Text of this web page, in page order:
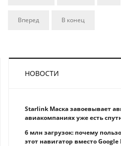
Вперед В конец
НОВОСТИ
Starlink Маска завоевывает
авиакомпаниях уже есть
6 млн загрузок: почему
этот навигатор вместо Google